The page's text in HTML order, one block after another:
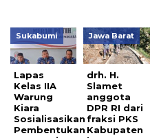
Sukabumi
Lapas
Kelas IIA
Warung
Kiara
Sosialisasikan
Pembentukan
Jawa Barat
drh. H.
Slamet
anggota
DPR RI dari
fraksi PKS
Kabupaten